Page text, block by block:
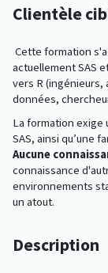
Clientèle
Cette formation
actuellement SAS
vers R
données,
La formation exige
SAS, ainsi qu’une
Aucune
connaissance
environnements
un atout.
Description